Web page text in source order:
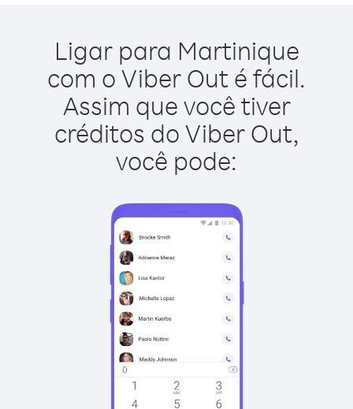
Ligar para Martinique
com o Viber Out é fácil.
Assim que você tiver
créditos do Viber Out,
você pode: